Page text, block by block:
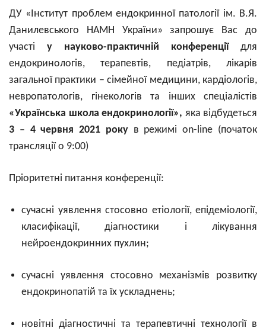
ДУ «Інститут проблем ендокринної патології ім. В.Я.
Данилевського НАМН України» запрошує Вас до
участі у науково-практичній конференціїдля
ендокринологів, терапевтів, педіатрів, лікарів
загальної практики – сімейної медицини, кардіологів,
невропатологів, гінекологів та інших спеціалістів
«Українська школа ендокринології», яка відбудеться
3 – 4 червня 2021 року в режимі on-line (початок
трансляції о 9:00)
Пріоритетні питання конференції:
сучасні уявлення стосовно етіології, епідеміології,
класифікації, діагностики і лікування
нейроендокринних пухлин;
сучасні уявлення стосовно механізмів розвитку
ендокринопатій та їх ускладнень;
новітні діагностичні та терапевтичні технології в